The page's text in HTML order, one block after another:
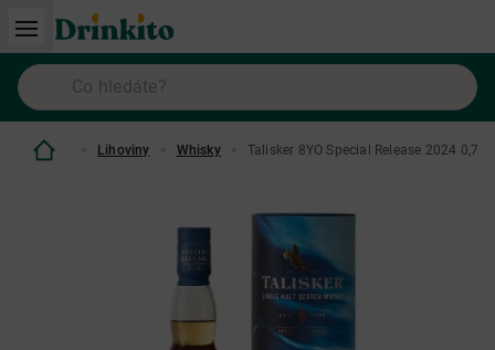
Lihoviny Whisky Talisker 8YO Special Release 2024 0,7 L